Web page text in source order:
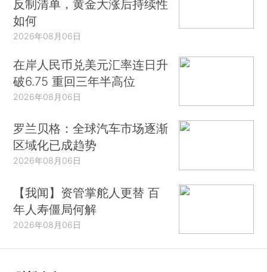
反制清单，黄金大涨后持续性
如何
2026年08月06日
在岸人民币兑美元汇率连日升
破6.75 重回三年半高位
2026年08月06日
罗兰贝格：全球汽车市场逐渐
区域化已成趋势
2026年08月06日
【我闻】资管掌舵人更替 百
年人寿僵局何解
2026年08月06日